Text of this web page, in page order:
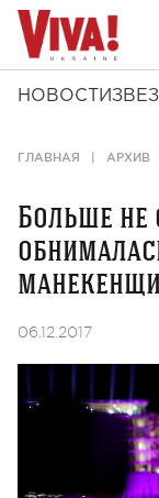
НОВОСТИ
ГЛАВНАЯ АРХИВ
Больше не
06.12.2017